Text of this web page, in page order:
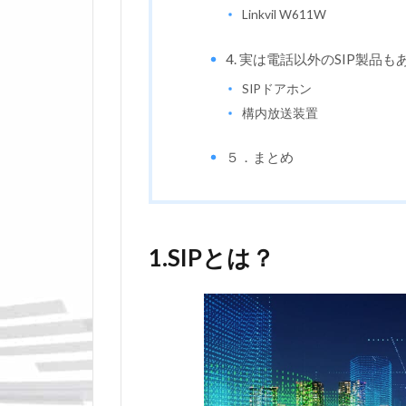
Linkvil W611W
4. 実は電話以外のSIP製品も
SIPドアホン
構内放送装置
５．まとめ
1.SIPとは？